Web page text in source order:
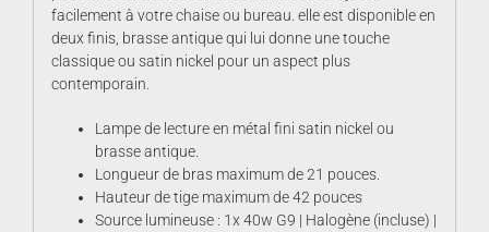
facilement à votre chaise ou bureau. elle est disponible en
deux finis, brasse antique qui lui donne une touche
classique ou satin nickel pour un aspect plus
contemporain.
Lampe de lecture en métal fini satin nickel ou
brasse antique.
Longueur de bras maximum de 21 pouces.
Hauteur de tige maximum de 42 pouces
Source lumineuse : 1x 40w G9 | Halogène (incluse) |